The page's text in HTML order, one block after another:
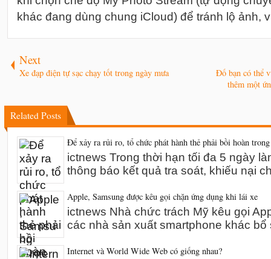
khác đang dùng chung iCloud) để tránh lộ ảnh,
Next
Xe đạp điện tự sạc chạy tốt trong ngày mưa
Đố bạn có thể
thêm một
Related Posts
Để xảy ra rủi ro, tổ chức phát hành thẻ phải bồi hoàn
ictnews Trong thời hạn tối đa 5 ngày
thông báo kết quả tra soát, khiếu nại
Apple, Samsung được kêu gọi chặn ứng dụng khi lái xe
ictnews Nhà chức trách Mỹ kêu gọi
các nhà sản xuất smartphone khác bổ
Internet và World Wide Web có giống nhau?